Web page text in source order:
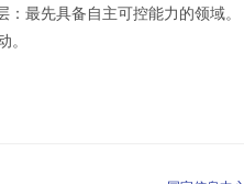
最先具备自主可控能力的领
动。